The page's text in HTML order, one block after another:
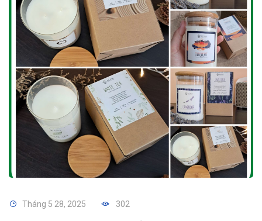
Tháng 5 28, 2025 302